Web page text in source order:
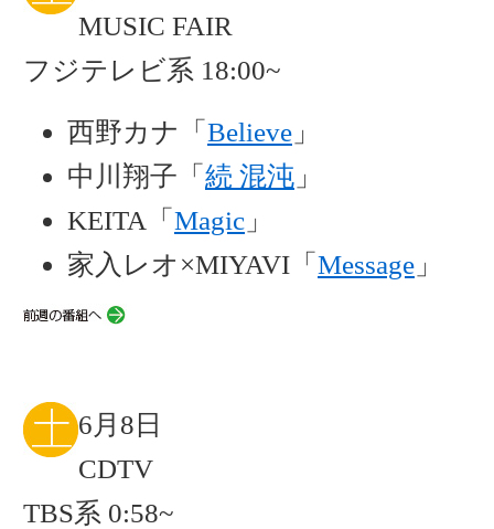
MUSIC FAIR
フジテレビ系 18:00~
西野カナ「 Believe 」
中川翔子「 続 混沌 」
KEITA「 Magic 」
家入レオ×MIYAVI「 Message 」
6月8日
CDTV
TBS系 0:58~